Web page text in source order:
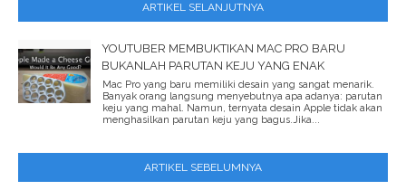
ARTIKEL SELANJUTNYA
YOUTUBER MEMBUKTIKAN MAC PRO BARU
BUKANLAH PARUTAN KEJU YANG ENAK
Mac Pro yang baru memiliki desain yang sangat menarik.
Banyak orang langsung menyebutnya apa adanya: parutan
keju yang mahal. Namun, ternyata desain Apple tidak akan
menghasilkan parutan keju yang bagus.Jika...
ARTIKEL SEBELUMNYA